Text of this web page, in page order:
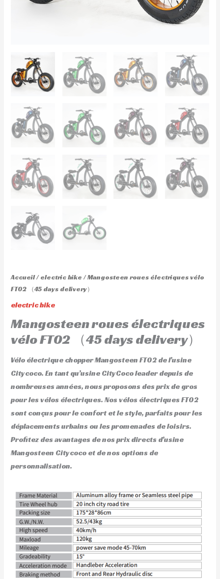
Accueil/electric bike / Mangosteen roues électriques vélo
FT02 （45 days delivery）
electric bike
Mangosteen roues électriques
vélo FT02 （45 days delivery）
Vélo électrique chopper Mangosteen FT02 de l’usine
Citycoco. En tant qu’usine CityCoco leader depuis de
nombreuses années, nous proposons des prix de gros
pour les vélos électriques. Nos vélos électriques FT02
sont conçus pour le confort et le style, parfaits pour les
déplacements urbains ou les promenades de loisirs.
Profitez des avantages de nos prix directs d’usine
Mangosteen Citycoco et de nos options de
personnalisation.